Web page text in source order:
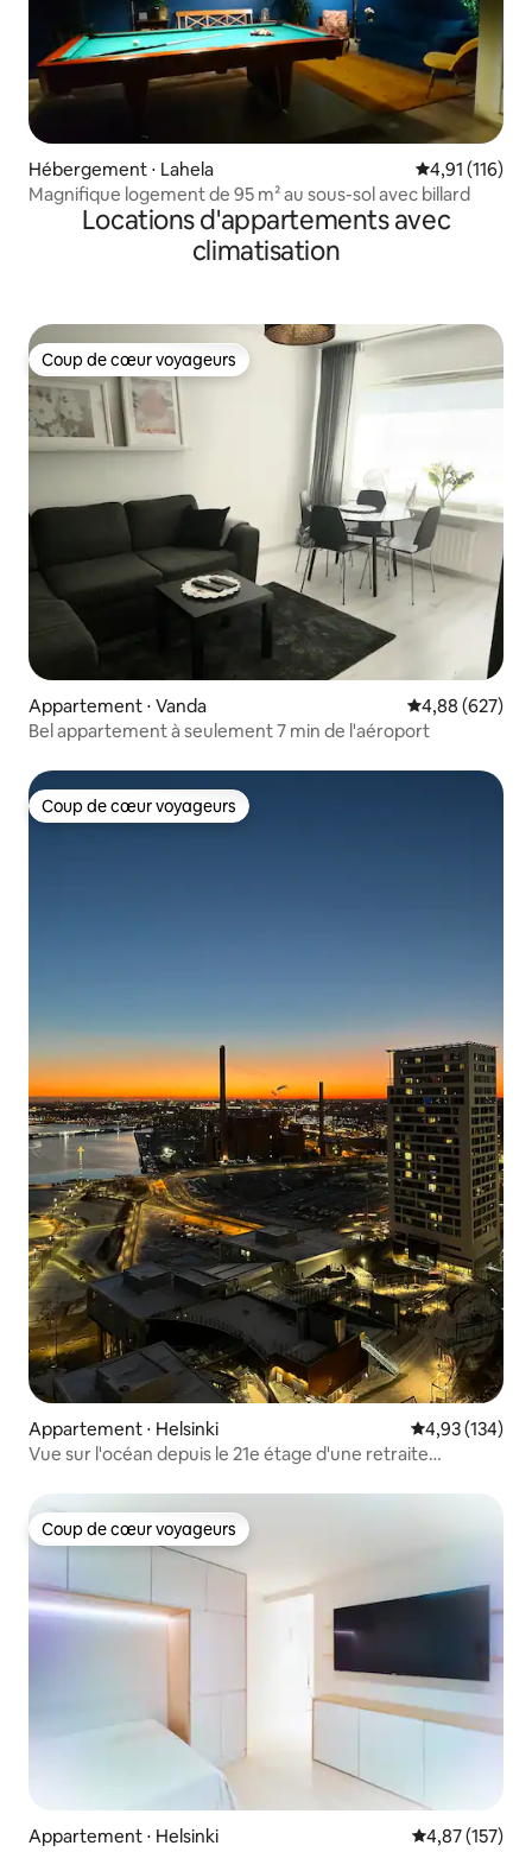
Hébergement ⋅ Lahela Évaluation
4,91 (116)
Magnifique logement de 95 m² au sous-sol avec billard
Locations d'appartements avec
climatisation
Coup de cœur voyageurs
Coup de cœur voyageurs
Appartement ⋅ Vanda Évaluation
4,88 (627)
Bel appartement à seulement 7 min de l'aéroport
Coup de cœur voyageurs
Coup de cœur voyageurs
Appartement ⋅ Helsinki Évaluation
4,93 (134)
Vue sur l'océan depuis le 21e étage d'une retraite
Coup de cœur voyageurs
Coup de cœur voyageurs
Appartement ⋅ Helsinki Évaluation
4,87 (157)